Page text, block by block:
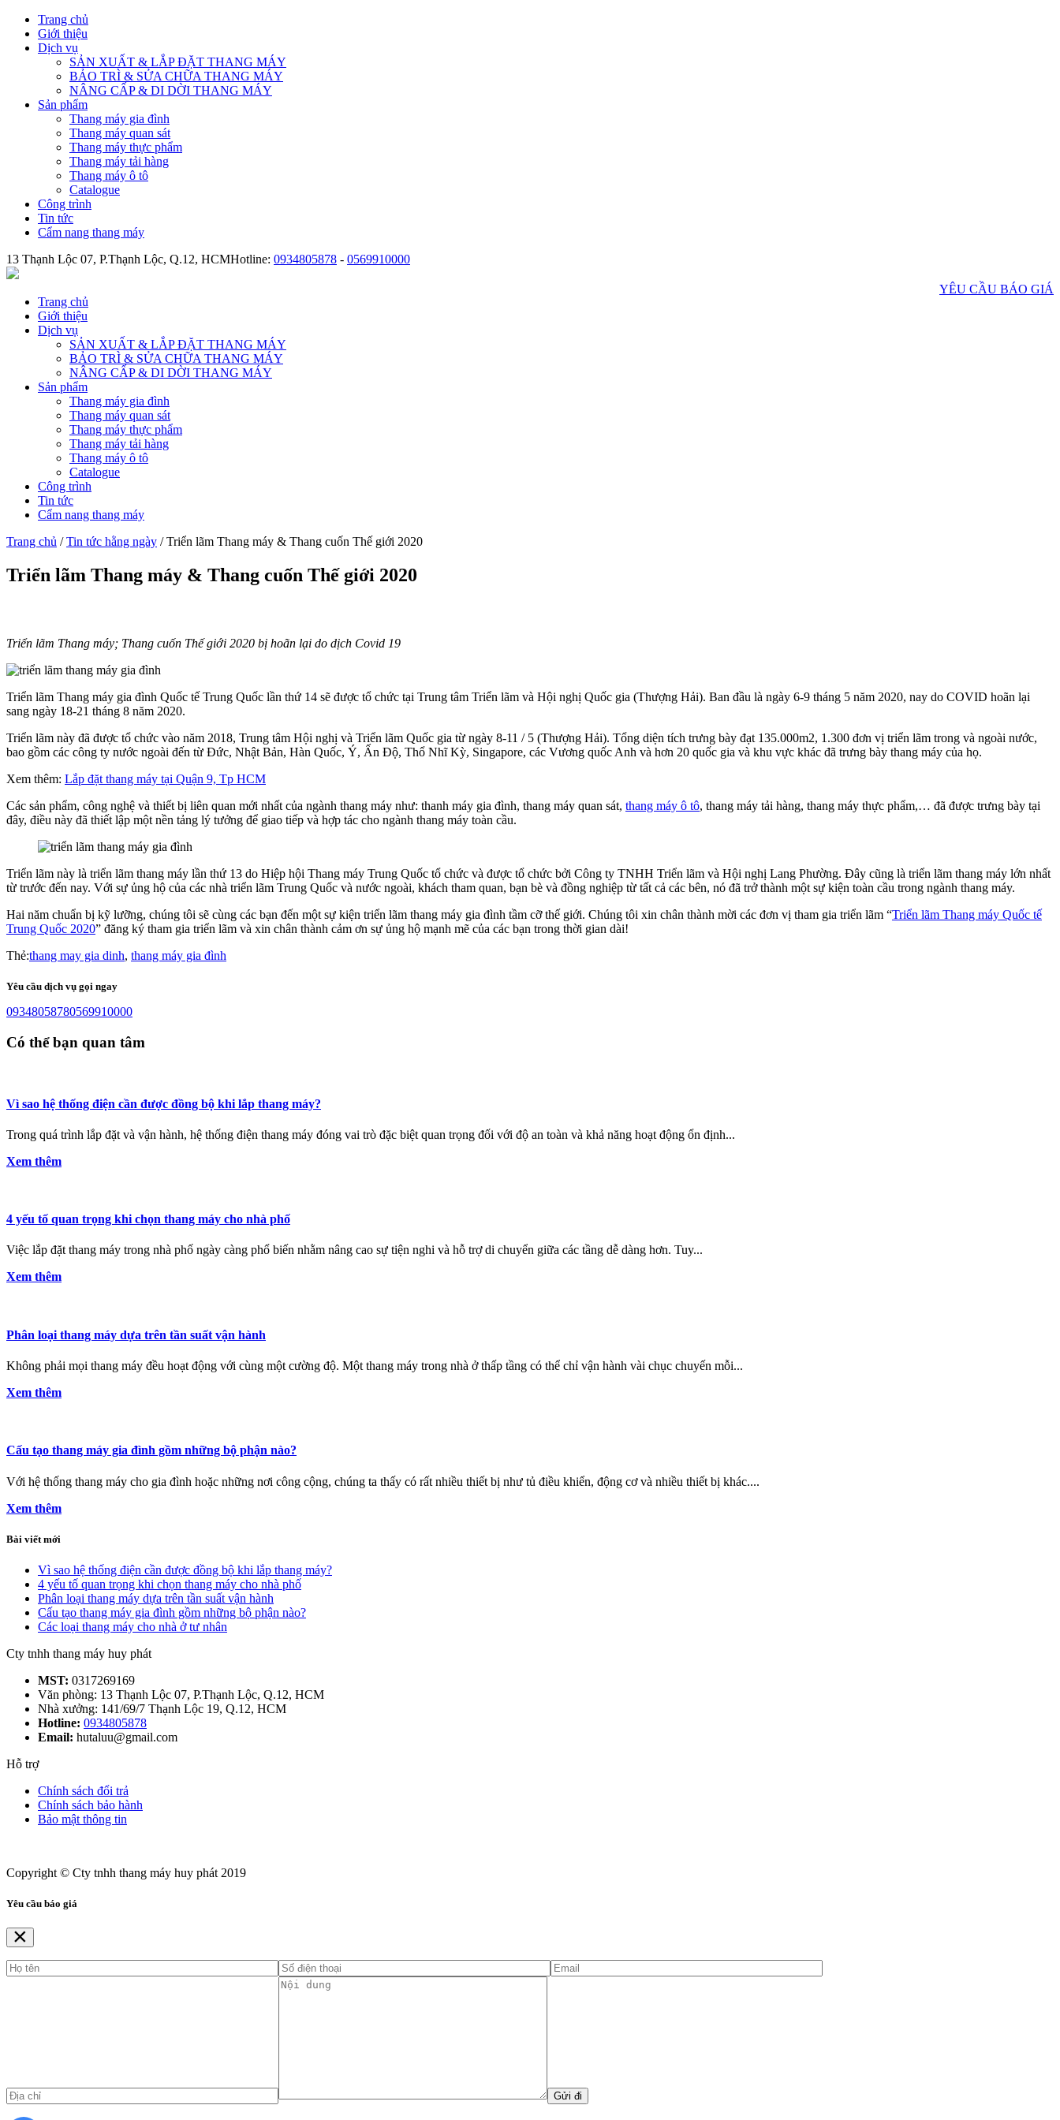
Trang chủ
Giới thiệu
Dịch vụ
SẢN XUẤT & LẮP ĐẶT THANG MÁY
BẢO TRÌ & SỬA CHỮA THANG MÁY
NÂNG CẤP & DI DỜI THANG MÁY
Sản phẩm
Thang máy gia đình
Thang máy quan sát
Thang máy thực phẩm
Thang máy tải hàng
Thang máy ô tô
Catalogue
Công trình
Tin tức
Cẩm nang thang máy
13 Thạnh Lộc 07, P.Thạnh Lộc, Q.12, HCMHotline: 0934805878 - 0569910000
YÊU CẦU BÁO GIÁ
Trang chủ
Giới thiệu
Dịch vụ
SẢN XUẤT & LẮP ĐẶT THANG MÁY
BẢO TRÌ & SỬA CHỮA THANG MÁY
NÂNG CẤP & DI DỜI THANG MÁY
Sản phẩm
Thang máy gia đình
Thang máy quan sát
Thang máy thực phẩm
Thang máy tải hàng
Thang máy ô tô
Catalogue
Công trình
Tin tức
Cẩm nang thang máy
Trang chủ /Tin tức hằng ngày / Triển lãm Thang máy & Thang cuốn Thế giới 2020
Triển lãm Thang máy & Thang cuốn Thế giới 2020
Triển lãm Thang máy; Thang cuốn Thế giới 2020 bị hoãn lại do dịch Covid 19
Triển lãm Thang máy gia đình Quốc tế Trung Quốc lần thứ 14 sẽ được tổ chức tại Trung tâm Triển lãm và Hội nghị Quốc gia (Thượng Hải). Ban đầu là ngày 6-9 tháng 5 năm 2020, nay do COVID hoãn lại
sang ngày 18-21 tháng 8 năm 2020.
Triển lãm này đã được tổ chức vào năm 2018, Trung tâm Hội nghị và Triển lãm Quốc gia từ ngày 8-11 / 5 (Thượng Hải). Tổng diện tích trưng bày đạt 135.000m2, 1.300 đơn vị triển lãm trong và ngoài nước,
bao gồm các công ty nước ngoài đến từ Đức, Nhật Bản, Hàn Quốc, Ý, Ấn Độ, Thổ Nhĩ Kỳ, Singapore, các Vương quốc Anh và hơn 20 quốc gia và khu vực khác đã trưng bày thang máy của họ.
Xem thêm: Lắp đặt thang máy tại Quận 9, Tp HCM
Các sản phẩm, công nghệ và thiết bị liên quan mới nhất của ngành thang máy như: thanh máy gia đình, thang máy quan sát, thang máy ô tô, thang máy tải hàng, thang máy thực phẩm,… đã được trưng bày tại
đây, điều này đã thiết lập một nền tảng lý tưởng để giao tiếp và hợp tác cho ngành thang máy toàn cầu.
Triển lãm này là triển lãm thang máy lần thứ 13 do Hiệp hội Thang máy Trung Quốc tổ chức và được tổ chức bởi Công ty TNHH Triển lãm và Hội nghị Lang Phường. Đây cũng là triển lãm thang máy lớn nhất
từ ​​trước đến nay. Với sự ủng hộ của các nhà triển lãm Trung Quốc và nước ngoài, khách tham quan, bạn bè và đồng nghiệp từ tất cả các bên, nó đã trở thành một sự kiện toàn cầu trong ngành thang máy.
Hai năm chuẩn bị kỹ lưỡng, chúng tôi sẽ cùng các bạn đến một sự kiện triển lãm thang máy gia đình tầm cỡ thế giới. Chúng tôi xin chân thành mời các đơn vị tham gia triển lãm “Triển lãm Thang máy Quốc tế
Trung Quốc 2020” đăng ký tham gia triển lãm và xin chân thành cảm ơn sự ủng hộ mạnh mẽ của các bạn trong thời gian dài!
Thẻ:thang may gia dinh, thang máy gia đình
Yêu cầu dịch vụ gọi ngay
09348058780569910000
Có thể bạn quan tâm
Vì sao hệ thống điện cần được đồng bộ khi lắp thang máy?
Trong quá trình lắp đặt và vận hành, hệ thống điện thang máy đóng vai trò đặc biệt quan trọng đối với độ an toàn và khả năng hoạt động ổn định...
Xem thêm
4 yếu tố quan trọng khi chọn thang máy cho nhà phố
Việc lắp đặt thang máy trong nhà phố ngày càng phổ biến nhằm nâng cao sự tiện nghi và hỗ trợ di chuyển giữa các tầng dễ dàng hơn. Tuy...
Xem thêm
Phân loại thang máy dựa trên tần suất vận hành
Không phải mọi thang máy đều hoạt động với cùng một cường độ. Một thang máy trong nhà ở thấp tầng có thể chỉ vận hành vài chục chuyến mỗi...
Xem thêm
Cấu tạo thang máy gia đình gồm những bộ phận nào?
Với hệ thống thang máy cho gia đình hoặc những nơi công cộng, chúng ta thấy có rất nhiều thiết bị như tủ điều khiển, động cơ và nhiều thiết bị khác....
Xem thêm
Bài viết mới
Vì sao hệ thống điện cần được đồng bộ khi lắp thang máy?
4 yếu tố quan trọng khi chọn thang máy cho nhà phố
Phân loại thang máy dựa trên tần suất vận hành
Cấu tạo thang máy gia đình gồm những bộ phận nào?
Các loại thang máy cho nhà ở tư nhân
Cty tnhh thang máy huy phát
MST: 0317269169
Văn phòng: 13 Thạnh Lộc 07, P.Thạnh Lộc, Q.12, HCM
Nhà xưởng: 141/69/7 Thạnh Lộc 19, Q.12, HCM
Hotline: 0934805878
Email: hutaluu@gmail.com
Hỗ trợ
Chính sách đổi trả
Chính sách bảo hành
Bảo mật thông tin
Copyright © Cty tnhh thang máy huy phát 2019
Yêu cầu báo giá
×